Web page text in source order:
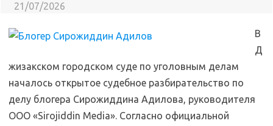
21/07/2026
В
Д
жизакском городском суде по уголовным делам
началось открытое судебное разбирательство по
делу блогера Сирожиддина Адилова, руководителя
ООО «Sirojiddin Media». Согласно официальной